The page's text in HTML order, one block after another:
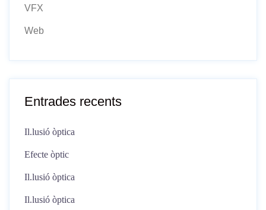
VFX
Web
Entrades recents
Il.lusió òptica
Efecte òptic
Il.lusió òptica
Il.lusió òptica